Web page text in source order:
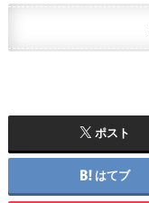
ポスト
はてブ